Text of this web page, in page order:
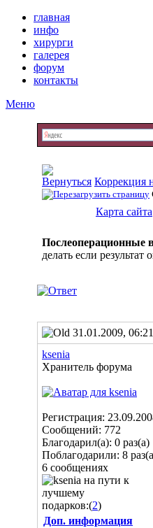
главная
инфо
хирурги
галерея
форум
контакты
Меню
Коррекция
Карта сайта
Послеоперационные
делать если результат
31.01.2009, 06:21
ksenia
Хранитель форума
Регистрация:
Сообщений: 772
Благодарил(а): 0 раз(а)
Поблагодарили: 8
6 сообщениях
подарков:(2)
Доп. информация